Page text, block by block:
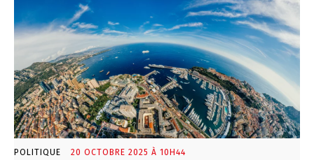
POLITIQUE 20 OCTOBRE 2025 À 10H44